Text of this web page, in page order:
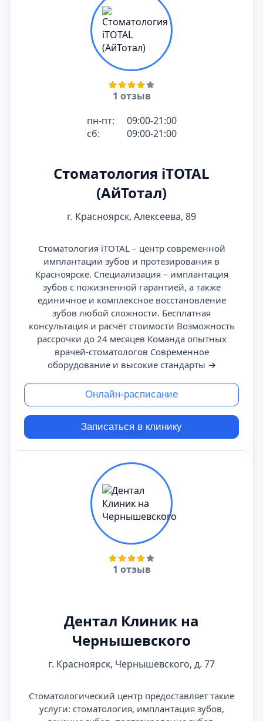
1 отзыв
пн-пт:
09:00-21:00
сб:
09:00-21:00
Стоматология iTOTAL
(АйТотал)
г. Красноярск, Алексеева, 89
Стоматология iTOTAL – центр современной
имплантации зубов и протезирования в
Красноярске. Специализация – имплантация
зубов с пожизненной гарантией, а также
единичное и комплексное восстановление
зубов любой сложности. Бесплатная
консультация и расчёт стоимости Возможность
рассрочки до 24 месяцев Команда опытных
врачей-стоматологов Современное
оборудование и высокие стандарты →
Онлайн-расписание
Записаться в клинику
1 отзыв
Дентал Клиник на
Чернышевского
г. Красноярск, Чернышевского, д. 77
Стоматологический центр предоставляет такие
услуги: стоматология, имплантация зубов,